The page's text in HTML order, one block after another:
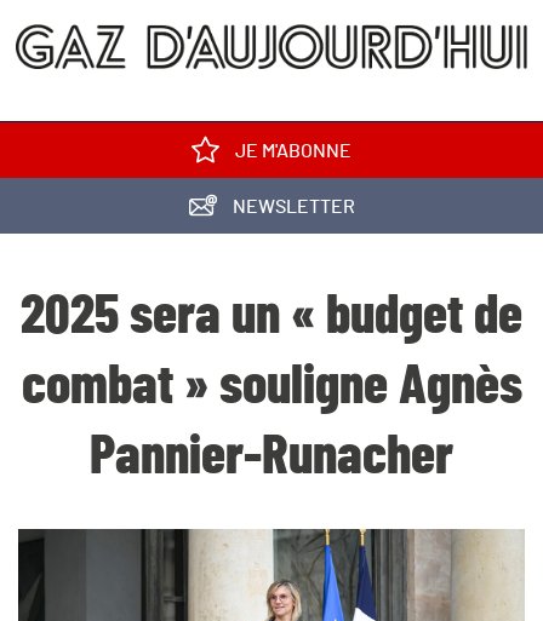
JE M'ABONNE
NEWSLETTER
2025 sera un « budget de
combat » souligne Agnès
Pannier-Runacher